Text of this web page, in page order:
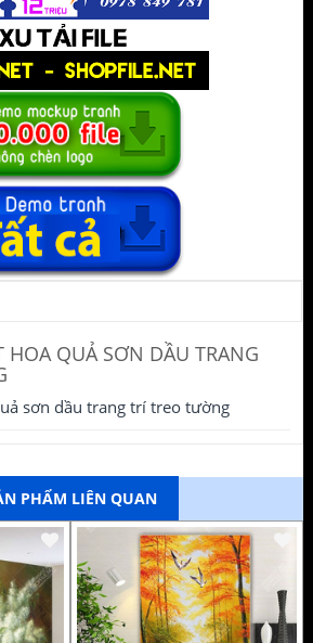
HOA QUẢ SƠN DẦU TRANG
sơn dầu trang trí treo tường
PHẨM LIÊN QUAN